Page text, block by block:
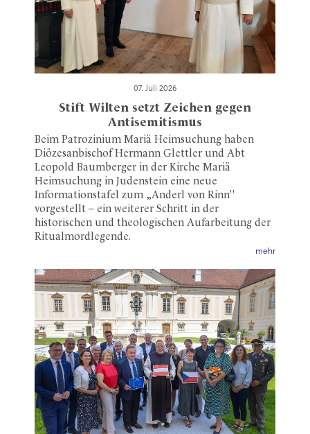
07. Juli 2026
Stift Wilten setzt Zeichen gegen
Antisemitismus
Beim Patrozinium Mariä Heimsuchung haben
Diözesanbischof Hermann Glettler und Abt
Leopold Baumberger in der Kirche Mariä
Heimsuchung in Judenstein eine neue
Informationstafel zum „Anderl von Rinn"
vorgestellt – ein weiterer Schritt in der
historischen und theologischen Aufarbeitung der
Ritualmordlegende.
mehr